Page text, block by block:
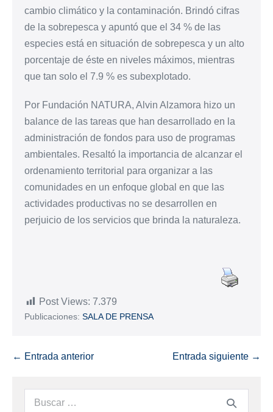
cambio climático y la contaminación. Brindó cifras
de la sobrepesca y apuntó que el 34 % de las
especies está en situación de sobrepesca y un alto
porcentaje de éste en niveles máximos, mientras
que tan solo el 7.9 % es subexplotado.
Por Fundación NATURA, Alvin Alzamora hizo un
balance de las tareas que han desarrollado en la
administración de fondos para uso de programas
ambientales. Resaltó la importancia de alcanzar el
ordenamiento territorial para organizar a las
comunidades en un enfoque global en que las
actividades productivas no se desarrollen en
perjuicio de los servicios que brinda la naturaleza.
Post Views: 7.379
Publicaciones: SALA DE PRENSA
← Entrada anterior Entrada siguiente →